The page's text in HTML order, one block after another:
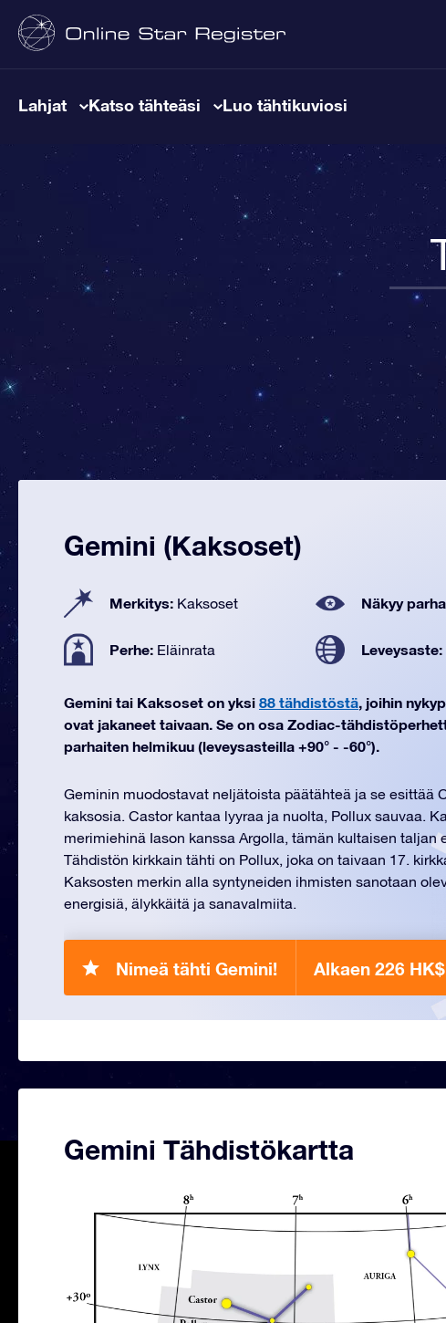
Lahjat Katso tähteäsi Luo tähtikuviosi
Gemini (Kaksoset)
Merkitys: Kaksoset Näkyy
Perhe: Eläinrata Leveysaste:
Gemini tai Kaksoset on yksi 88 tähdistöstä, joihin
ovat jakaneet taivaan. Se on osa Zodiac-
parhaiten helmikuu (leveysasteilla +90° - -60°).
Geminin muodostavat neljätoista päätähteä ja se esittää
kaksosia. Castor kantaa lyyraa ja nuolta, Pollux sauvaa.
merimiehinä Iason kanssa Argolla, tämän kultaisen taljan
Tähdistön kirkkain tähti on Pollux, joka on taivaan 17.
Kaksosten merkin alla syntyneiden ihmisten sanotaan
energisiä, älykkäitä ja sanavalmiita.
Nimeä tähti Gemini! Alkaen 226 HK$
Gemini Tähdistökartta